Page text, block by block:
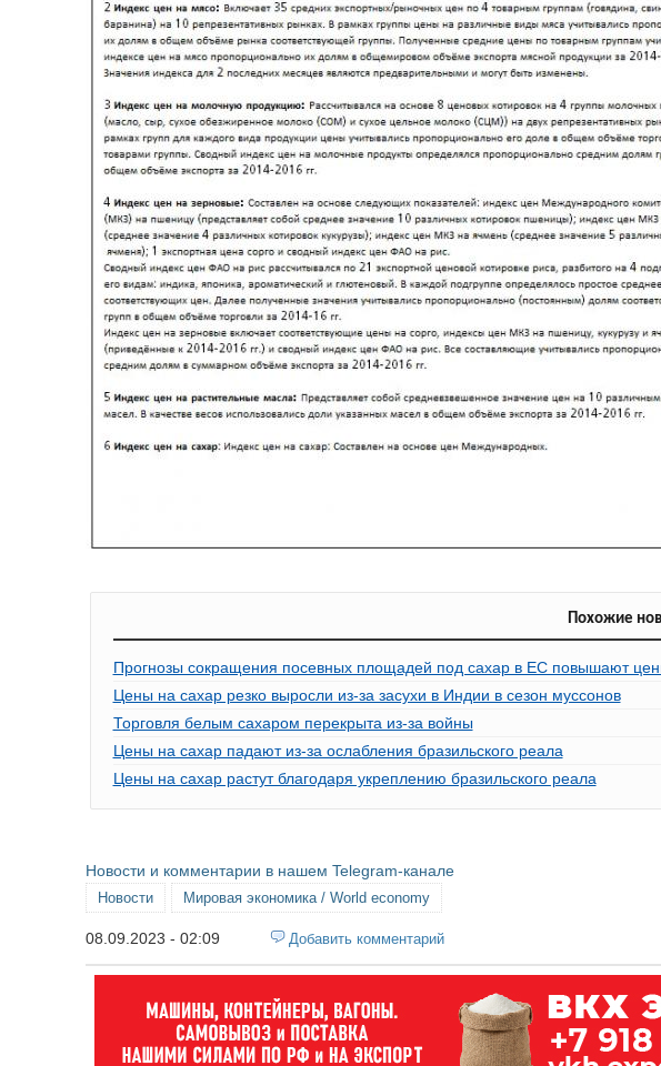
Похожие
Прогнозы сокращения посевных площадей под сахар в ЕС повышают
Цены на сахар резко выросли из-за засухи в Индии в сезон муссонов
Торговля белым сахаром перекрыта из-за войны
Цены на сахар падают из-за ослабления бразильского реала
Цены на сахар растут благодаря укреплению бразильского реала
Новости и комментарии в нашем Telegram-канале
Новости Мировая экономика / World economy
08.09.2023 - 02:09 Добавить комментарий